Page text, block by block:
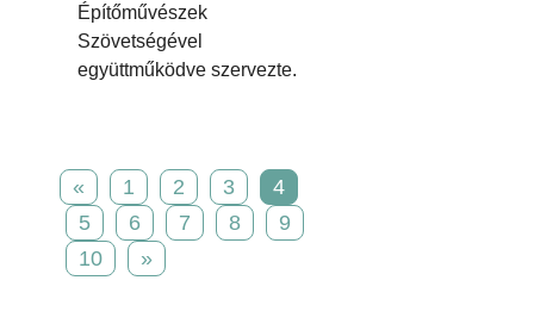
Építőművészek
Szövetségével
együttműködve szervezte.
« 1 2 3
4
5
6 7 8
9
10
»